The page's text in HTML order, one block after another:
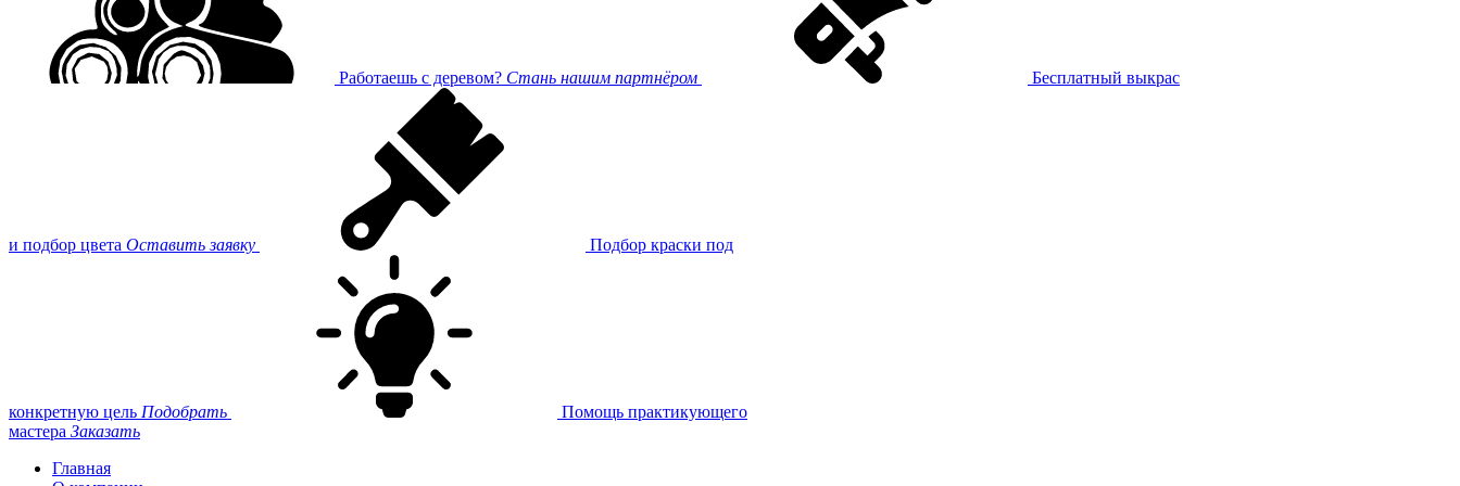
Работаешь с деревом? Стань нашим партнёром Бесплатный выкрас
и подбор цвета Оставить заявку Подбор краски под
конкретную цель Подобрать
Помощь практикующего
мастера Заказать
Главная